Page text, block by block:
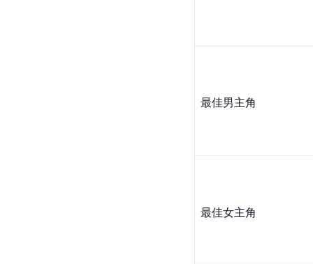
最佳男主角
最佳女主角